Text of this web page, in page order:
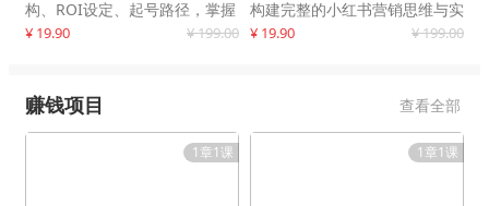
构、ROI设定、起号路径，掌握
平台新规下利润最大化
¥ 19.90 ¥ 199.00
构建完整的小红书营销思维与实
战能力，案例店铺月销破百万！
¥ 19.90 ¥ 199.00
赚钱项目 查看全部
1章1课 1章1课